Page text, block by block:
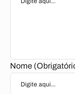
Nome